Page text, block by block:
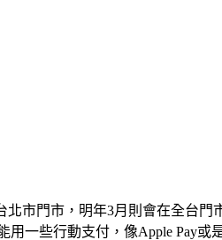
市門市，明年3月則會在全台
一些行動支付，像Apple Pay或